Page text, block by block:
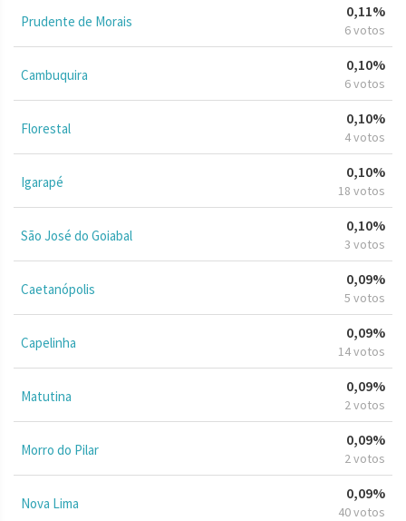
Prudente de Morais
0,11%
6 votos
Cambuquira
0,10%
6 votos
Florestal
0,10%
4 votos
Igarapé
0,10%
18 votos
São José do Goiabal
0,10%
3 votos
Caetanópolis
0,09%
5 votos
Capelinha
0,09%
14 votos
Matutina
0,09%
2 votos
Morro do Pilar
0,09%
2 votos
Nova Lima
0,09%
40 votos